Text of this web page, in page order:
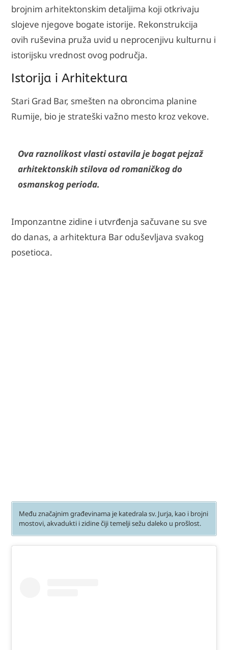
brojnim arhitektonskim detaljima koji otkrivaju
slojeve njegove bogate istorije. Rekonstrukcija
ovih ruševina pruža uvid u neprocenjivu kulturnu i
istorijsku vrednost ovog područja.
Istorija i Arhitektura
Stari Grad Bar, smešten na obroncima planine
Rumije, bio je strateški važno mesto kroz vekove.
Ova raznolikost vlasti ostavila je bogat pejzaž
arhitektonskih stilova od romaničkog do
osmanskog perioda.
Imponzantne zidine i utvrđenja sačuvane su sve
do danas, a arhitektura Bar oduševljava svakog
posetioca.
Među značajnim građevinama je katedrala sv. Jurja, kao i brojni
mostovi, akvadukti i zidine čiji temelji sežu daleko u prošlost.